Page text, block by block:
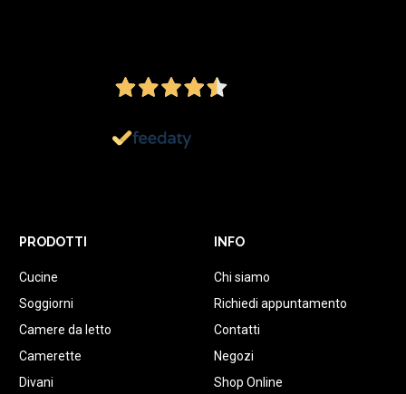
PRODOTTI
Cucine
Soggiorni
Camere da letto
Camerette
Divani
INFO
Chi siamo
Richiedi appuntamento
Contatti
Negozi
Shop Online